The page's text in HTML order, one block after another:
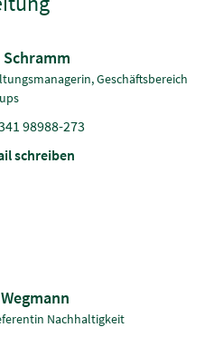
Schramm
Geschäftsbereich
98988-273
schreiben
Nachhaltigkeit